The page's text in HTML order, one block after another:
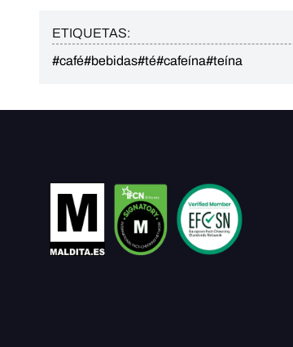
ETIQUETAS:
#café#bebidas#té#cafeína#teína